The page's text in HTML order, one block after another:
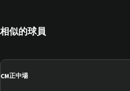
相似的球員
CM正中場